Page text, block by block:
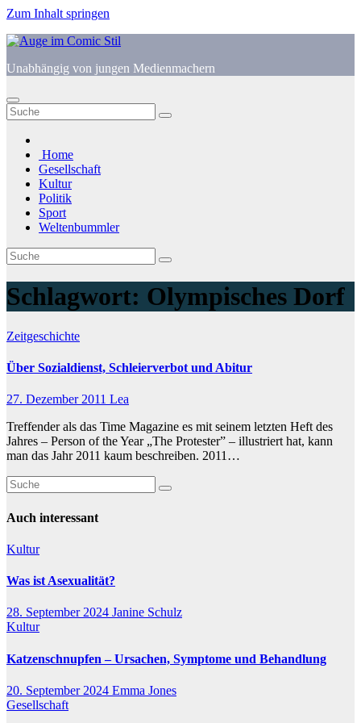
Zum Inhalt springen
Unabhängig von jungen Medienmachern
Home
Gesellschaft
Kultur
Politik
Sport
Weltenbummler
Schlagwort: Olympisches Dorf
Zeitgeschichte
Über Sozialdienst, Schleierverbot und Abitur
27. Dezember 2011 Lea
Treffender als das Time Magazine es mit seinem letzten Heft des
Jahres – Person of the Year „The Protester” – illustriert hat, kann
man das Jahr 2011 kaum beschreiben. 2011…
Auch interessant
Kultur
Was ist Asexualität?
28. September 2024 Janine Schulz
Kultur
Katzenschnupfen – Ursachen, Symptome und Behandlung
20. September 2024 Emma Jones
Gesellschaft